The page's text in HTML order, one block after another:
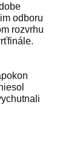
odboru
rozvrhu